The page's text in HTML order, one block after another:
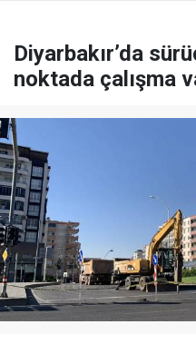
Diyarbakır’da
noktada çalışma